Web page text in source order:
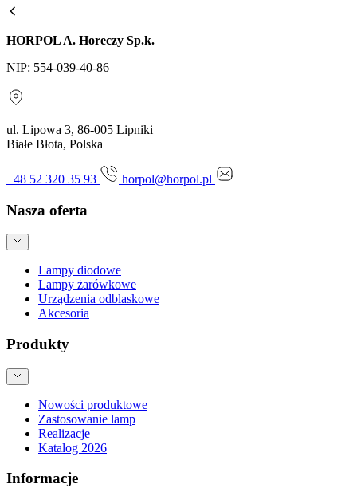
HORPOL A. Horeczy Sp.k.
NIP: 554-039-40-86
ul. Lipowa 3, 86-005 Lipniki
Białe Błota, Polska
+48 52 320 35 93 horpol@horpol.pl
Nasza oferta
Lampy diodowe
Lampy żarówkowe
Urządzenia odblaskowe
Akcesoria
Produkty
Nowości produktowe
Zastosowanie lamp
Realizacje
Katalog 2026
Informacje